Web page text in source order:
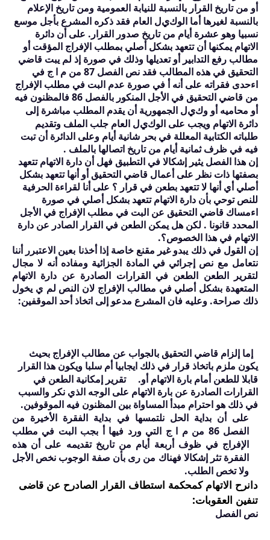
أو من تاريخ القرار بالنسبة للنيابة العمومية ومن تاريخ الإعلام
بالنسبة لغيرها أما الوكيل العام فقد ذكره المشرع بأجل موسع
نسبيا وهو عشرة أيام من تاريخ صدور القرار. على أن دائرة
الاتهام يمكنها أن تتعهد بشكل أصلي بمطلب الإفراج المؤقت أو
مطالب رفع التدابير أو تعديلها وذلك في صورة إذ لم يبت قاضي
التحقيق في هذه المطالب فقد نص الفصل 87 من م ا ج في
اءحدى فقراته على أنه أ في صورة عدم البت في مطلب الإفراج
من قاضي التحقيق في الأجل المنكور بالفصل 86فالمظنون فيه
أو محاميه أو وكيل الجمهورية أن يقدم المطلب مباشرة إلى
دائرة الاتهام ويجب على الوكيل العام جلب الملف وتقديم
طلباته الكتابية المعللة في بحر شانية أيام وعلى الدائرة أن تبت
فيه في ظرف ثمانية أيام من تاريخ اتصالها بالملف .
إن هذا الفصل يثير إشكالا في التطبيق فهل أن دارة الاتهام تتعهد
بصفتها ذات نظر على أعمال قاضي التحقيق أو أنها تتعهد بشكل
أصلي أي أنها لا تتعهد بطعن في قرار ؟ على أنا لقراءة الحرفية
للنص توحي بأن دارة الاتهام تتعهد بشكل أصلي في صورة
اءمساك قاضي التحقيق عن البت في مطلب الإفراج في الأجل
المحدد قانونا . لكن هل يمكن الطعن في القرار الصادر عن دارة
الاتهام في هذا الخصوص؟.
إن القول في ذلك يبدو غير مقنع خاصة إذا أخذنا بعين الاعتبرر أننا
نتعامل مع نص إجرائي في المادة الجزائية ومفاده أنه لا مجال
لتقرير الطعن الطعن في القرارات الصادرة عن دارة الاتهام
المتعهدة بشكل أصلي في مطالب الإفراج لان النص لم ي يخول
ذلك صراحة. وعليه فان المشرع مدعو إلى اتخاذ أحد الموقفين:
إما إلزام قاضي التحقيق بالجواب عن مطالب الإفراج بحيث
يكون ملزم باتخاذ قرار في ذلك ايجابيا أم سلبا ويكون هذا القرار
قابلا للطعن أمام بارة الاتهام أو.
تقرير إمكانية الطعن في
القرارات الصادرة عن بارة الاتهام على الوجه الذي نكر والسبب
في ذلك هو احترام مبدأ المساواة بين المظنون فيه الموقوفين.
على أن بداية الحل نلتمسها في بداية الفقرة الأخيرة من
الفصل86 من م ا ج التي ورد فيها أ بجب البت في مطلب
الإفراج في ظوف أربعة أيام من تاريخ تقديمه على أن هذه
الفقرة تثر إشكالا فهناك من رى بأن صفة الوجوب نخص الأجل
ولا تخص الطلب.
دانرح الاتهام كمحكمة استطاف القرار الصادرح عن قاضى
تنفين العقوبات:
نص الفصل